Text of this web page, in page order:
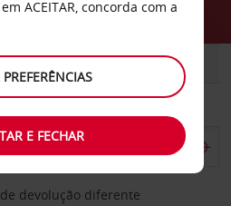
COMERCIAIS
devolução diferente
ACEITAR, concorda com a
PREFERÊNCIAS
E FECHAR